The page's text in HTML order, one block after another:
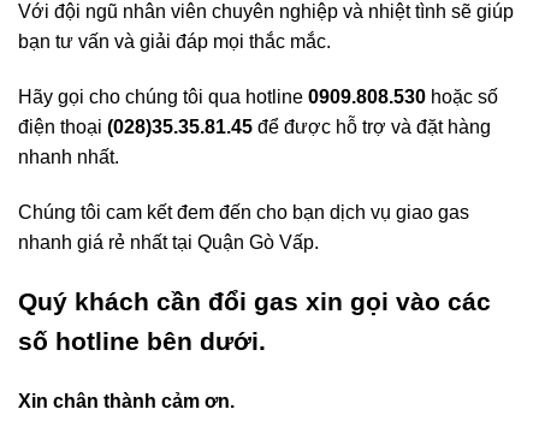
Với đội ngũ nhân viên chuyên nghiệp và nhiệt tình sẽ giúp
bạn tư vấn và giải đáp mọi thắc mắc.
Hãy gọi cho chúng tôi qua hotline 0909.808.530 hoặc số
điện thoại (028)35.35.81.45 để được hỗ trợ và đặt hàng
nhanh nhất.
Chúng tôi cam kết đem đến cho bạn dịch vụ giao gas
nhanh giá rẻ nhất tại Quận Gò Vấp.
Quý khách cần đổi gas xin gọi vào các
số hotline bên dưới.
Xin chân thành cảm ơn.